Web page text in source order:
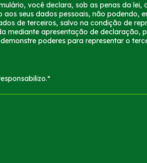
você declara, sob as penas da lei,
aos seus dados pessoais, não podendo,
de terceiros, salvo na condição de
mediante apresentação de declaração,
poderes para representar o